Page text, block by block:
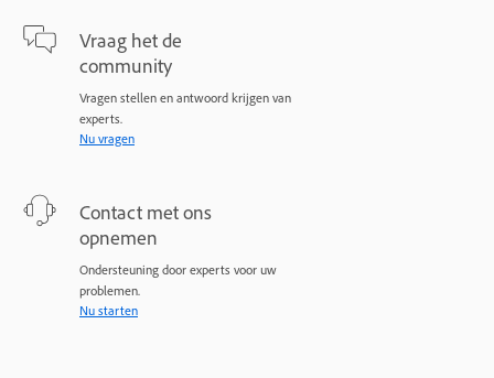
Vraag het de
community
Vragen stellen en antwoord krijgen van
experts.
Nu vragen
Contact met ons
opnemen
Ondersteuning door experts voor uw
problemen.
Nu starten